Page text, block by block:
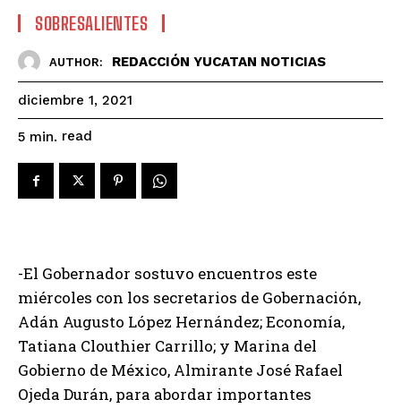
SOBRESALIENTES
AUTHOR: REDACCIÓN YUCATAN NOTICIAS
diciembre 1, 2021
5 min. read
-El Gobernador sostuvo encuentros este
miércoles con los secretarios de Gobernación,
Adán Augusto López Hernández; Economía,
Tatiana Clouthier Carrillo; y Marina del
Gobierno de México, Almirante José Rafael
Ojeda Durán, para abordar importantes